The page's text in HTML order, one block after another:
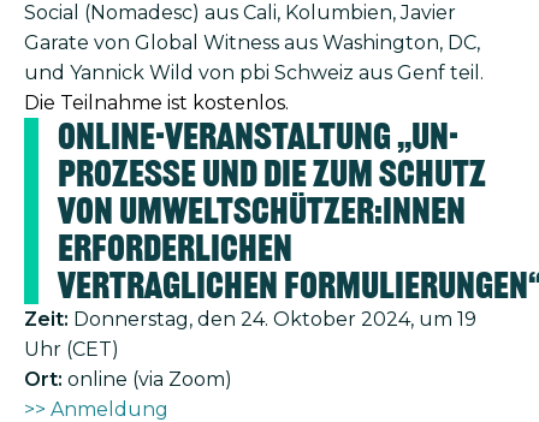
Social (Nomadesc) aus Cali, Kolumbien, Javier
Garate von Global Witness aus Washington, DC,
und Yannick Wild von pbi Schweiz aus Genf teil.
Die Teilnahme ist kostenlos.
Online-Veranstaltung „UN-
Prozesse und die zum Schutz
von Umweltschützer:innen
erforderlichen
vertraglichen
Zeit: Donnerstag, den 24. Oktober 2024, um 19
Uhr (CET)
Ort: online (via Zoom)
>> Anmeldung